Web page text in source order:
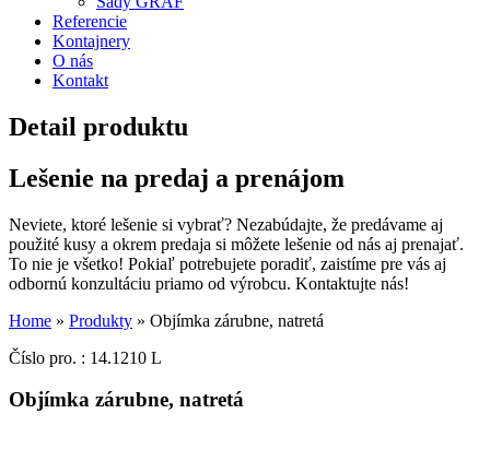
Referencie
Kontajnery
O nás
Kontakt
Detail produktu
Lešenie na predaj a prenájom
Neviete, ktoré lešenie si vybrať? Nezabúdajte, že predávame aj
použité kusy a okrem predaja si môžete lešenie od nás aj prenajať.
To nie je všetko! Pokiaľ potrebujete poradiť, zaistíme pre vás aj
odbornú konzultáciu priamo od výrobcu. Kontaktujte nás!
Home » Produkty » Objímka zárubne, natretá
Číslo pro. : 14.1210 L
Objímka zárubne, natretá